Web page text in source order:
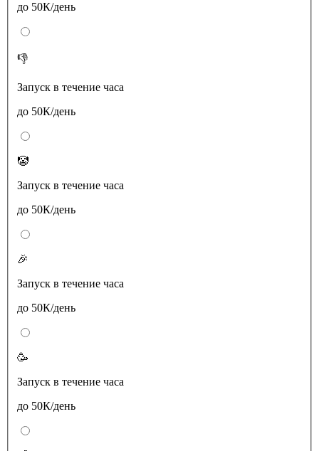
до 50К/день
👎
Запуск в течение часа
до 50К/день
🤡
Запуск в течение часа
до 50К/день
🎉
Запуск в течение часа
до 50К/день
🥳
Запуск в течение часа
до 50К/день